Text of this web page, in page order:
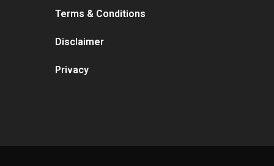
Terms & Conditions
Disclaimer
Privacy